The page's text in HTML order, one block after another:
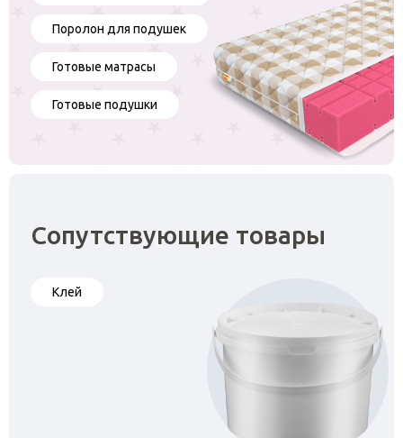
Поролон для подушек
Готовые матрасы
Готовые подушки
Сопутствующие товары
Клей